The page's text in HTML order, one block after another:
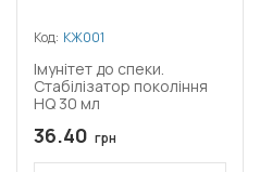
Код: КЖ001
Імунітет до спеки.
Стабілізатор покоління
HQ 30 мл
36.40 грн